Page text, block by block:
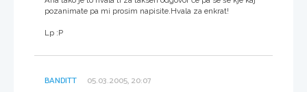
pozanimate pa mi prosim napisite.Hvala za enkrat!
Lp :P
BANDITT 05.03.2005, 20:07